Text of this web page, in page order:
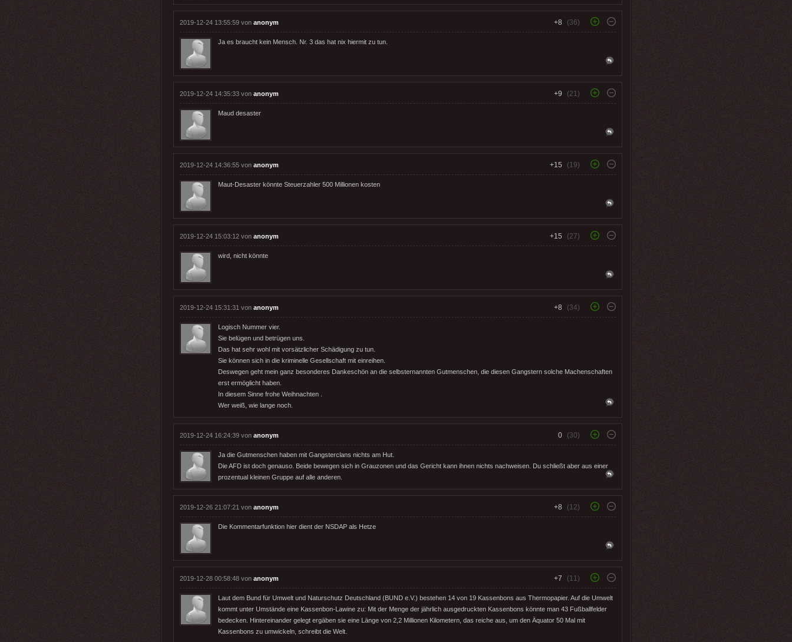
2019-12-24 13:55:59 von anonym +8 (36)
Ja es braucht kein Mensch. Nr. 3 das hat nix hiermit zu tun.
2019-12-24 14:35:33 von anonym +9 (21)
Maud desaster
2019-12-24 14:36:55 von anonym +15 (19)
Maut-Desaster könnte Steuerzahler 500 Millionen kosten
2019-12-24 15:03:12 von anonym +15 (27)
wird, nicht könnte
2019-12-24 15:31:31 von anonym +8 (34)
Logisch Nummer vier.
Sie belügen und betrügen uns.
Das hat sehr wohl mit vorsätzlicher Schädigung zu tun.
Sie können sich in die kriminelle Gesellschaft mit einreihen.
Deswegen geht mein ganz besonderes Dankeschön an die selbsternannten Gutmenschen, die diesen Gangstern solche Machenschaften
erst ermöglicht haben.
In diesem Sinne frohe Weihnachten .
Wer weiß, wie lange noch.
2019-12-24 16:24:39 von anonym 0 (30)
Ja die Gutmenschen haben mit Gangsterclans nichts am Hut.
Die AFD ist doch genauso. Beide bewegen sich in Grauzonen und das Gericht kann ihnen nichts nachweisen. Du schließt aber aus einer
prozentual kleinen Gruppe auf alle anderen.
2019-12-26 21:07:21 von anonym +8 (12)
Die Kommentarfunktion hier dient der NSDAP als Hetze
2019-12-28 00:58:48 von anonym +7 (11)
Laut dem Bund für Umwelt und Naturschutz Deutschland (BUND e.V.) bestehen 14 von 19 Kassenbons aus Thermopapier. Auf die Umwelt
kommt unter Umstände eine Kassenbon-Lawine zu: Mit der Menge der jährlich ausgedruckten Kassenbons könnte man 43 Fußballfelder
bedecken. Hintereinander gelegt ergäben sie eine Länge von 2,2 Millionen Kilometern, das reiche aus, um den Äquator 50 Mal mit
Kassenbons zu umwickeln, schreibt die Welt.